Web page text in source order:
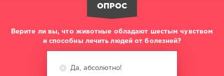
ОПРОС
Верите ли вы, что животные обладают шестым чувством
и способны лечить людей от болезней?
Да, абсолютно!